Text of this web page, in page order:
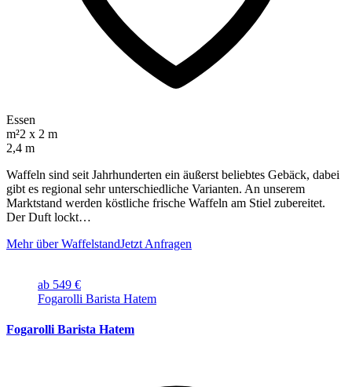
Essen
m²2 x 2 m
2,4 m
Waffeln sind seit Jahrhunderten ein äußerst beliebtes Gebäck, dabei
gibt es regional sehr unterschiedliche Varianten. An unserem
Marktstand werden köstliche frische Waffeln am Stiel zubereitet.
Der Duft lockt…
Mehr über WaffelstandJetzt Anfragen
ab 549 €
Fogarolli Barista Hatem
Fogarolli Barista Hatem